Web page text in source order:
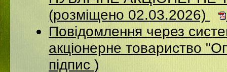
(розміщено 02.03.2026)
Повідомлення через
акціонерне товариство
підпис )